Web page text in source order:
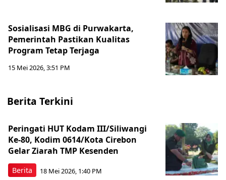
Sosialisasi MBG di Purwakarta,
Pemerintah Pastikan Kualitas
Program Tetap Terjaga
15 Mei 2026, 3:51 PM
Berita Terkini
Berita
Peringati HUT Kodam III/Siliwangi
Ke-80, Kodim 0614/Kota Cirebon
Gelar Ziarah TMP Kesenden
18 Mei 2026, 1:40 PM